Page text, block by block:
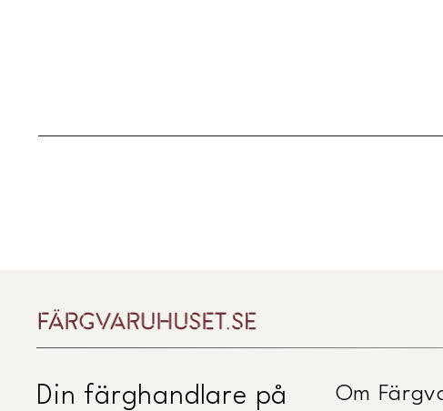
Din färghandlare på
Om